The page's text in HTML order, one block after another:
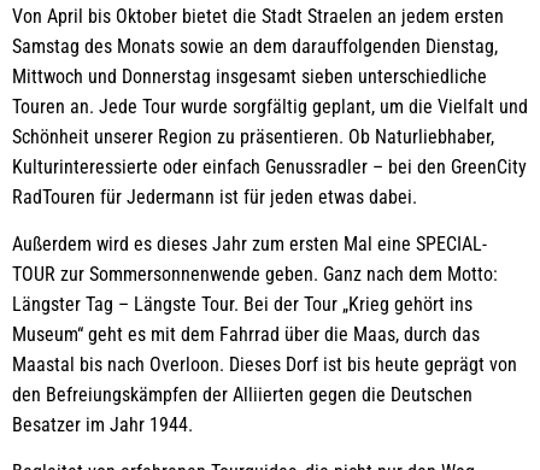
Von April bis Oktober bietet die Stadt Straelen an jedem ersten
Samstag des Monats sowie an dem darauffolgenden Dienstag,
Mittwoch und Donnerstag insgesamt sieben unterschiedliche
Touren an. Jede Tour wurde sorgfältig geplant, um die Vielfalt und
Schönheit unserer Region zu präsentieren. Ob Naturliebhaber,
Kulturinteressierte oder einfach Genussradler – bei den GreenCity
RadTouren für Jedermann ist für jeden etwas dabei.
Außerdem wird es dieses Jahr zum ersten Mal eine SPECIAL-
TOUR zur Sommersonnenwende geben. Ganz nach dem Motto:
Längster Tag – Längste Tour. Bei der Tour „Krieg gehört ins
Museum“ geht es mit dem Fahrrad über die Maas, durch das
Maastal bis nach Overloon. Dieses Dorf ist bis heute geprägt von
den Befreiungskämpfen der Alliierten gegen die Deutschen
Besatzer im Jahr 1944.